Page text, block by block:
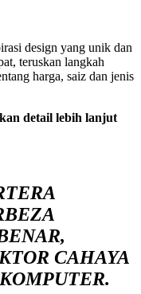
design yang unik dan
teruskan langkah
harga, saiz dan jenis
detail lebih lanjut
CAHAYA